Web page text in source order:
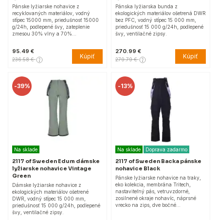
Pánske lyžiarske nohavice z
recyklovaných materiálov, vodný
stĺpec 15000 mm, priedušnosť 15000
g/24h, podlepené švy, zateplenie
zmesou 30% vlny a 70%…
95.49 €
236.58 € Kúpiť
Pánska lyžiarska bunda z
ekologických materiálov ošetrená DWR
bez PFC, vodný stĺpec 15 000 mm,
priedušnosť 15 000 g/24h, podlepené
švy, ventilačné zipsy.
270.99 €
279.79 € Kúpiť
-39%
Na sklade
2117 of Sweden Edum dámske
lyžiarske nohavice Vintage
Green
Dámske lyžiarske nohavice z
ekologických materiálov ošetrené
DWR, vodný stĺpec 15 000 mm,
priedušnosť 15 000 g/24h, podlepené
švy, ventilačné zipsy.
-13%
Na sklade Doprava zadarmo
2117 of Sweden Backa pánske
nohavice Black
Pánske lyžiarske nohavice na traky,
eko kolekcia, membrána Tritech,
nastaviteľný pás, vetruvzdorné,
zosilnené okraje nohavíc, náprsné
vrecko na zips, dve bočné…